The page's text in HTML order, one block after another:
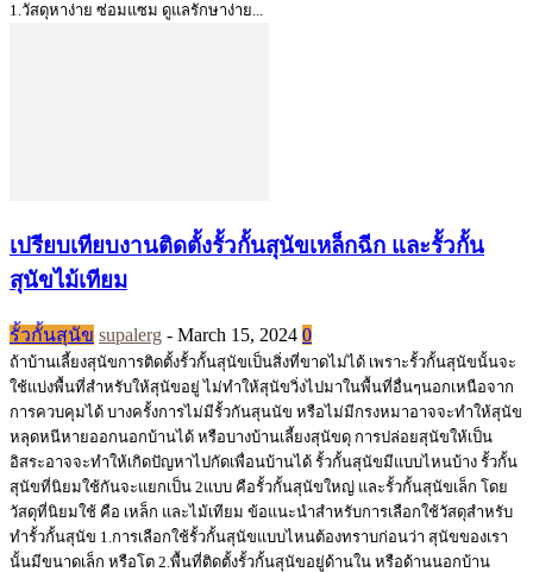
1.วัสดุหาง่าย ซ่อมแซม ดูแลรักษาง่าย...
เปรียบเทียบงานติดตั้งรั้วกั้นสุนัขเหล็กฉีก และรั้วกั้น
สุนัขไม้เทียม
รั้วกั้นสุนัข supalerg - March 15, 2024 0
ถ้าบ้านเลี้ยงสุนัขการติดตั้งรั้วกั้นสุนัขเป็นสิ่งที่ขาดไม่ได้ เพราะรั้วกั้นสุนัขนั้นจะ
ใช้แบ่งพื้นที่สำหรับให้สุนัขอยู่ ไม่ทำให้สุนัขวิ่งไปมาในพื้นที่อื่นๆนอกเหนือจาก
การควบคุมได้ บางครั้งการไม่มีรั้วกันสุนนัข หรือไม่มีกรงหมาอาจจะทำให้สุนัข
หลุดหนีหายออกนอกบ้านได้ หรือบางบ้านเลี้ยงสุนัขดุ การปล่อยสุนัขให้เป็น
อิสระอาจจะทำให้เกิดปัญหาไปกัดเพื่อนบ้านได้ รั้วกั้นสุนัขมีแบบไหนบ้าง รั้วกั้น
สุนัขที่นิยมใช้กันจะแยกเป็น 2แบบ คือรั้วกั้นสุนัขใหญ่ และรั้วกั้นสุนัขเล็ก โดย
วัสดุที่นิยมใช้ คือ เหล็ก และไม้เทียม ข้อแนะนำสำหรับการเลือกใช้วัสดุสำหรับ
ทำรั้วกั้นสุนัข 1.การเลือกใช้รั้วกั้นสุนัขแบบไหนต้องทราบก่อนว่า สุนัขของเรา
นั้นมีขนาดเล็ก หรือโต 2.พื้นที่ติดตั้งรั้วกั้นสุนัขอยู่ด้านใน หรือด้านนอกบ้าน